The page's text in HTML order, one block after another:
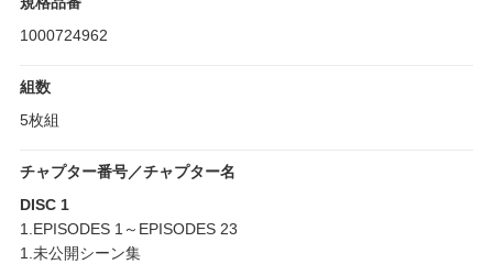
1000724962
組数
5枚組
チャプター番号／チャプター名
DISC 1
1.EPISODES 1～EPISODES 23
1.未公開シーン集